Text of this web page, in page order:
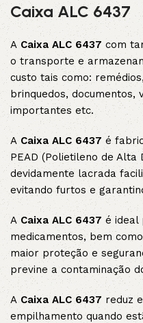
Caixa ALC 6437
A Caixa ALC 6437 com
o transporte e
custo tais como:
brinquedos, documentos,
importantes etc.
A Caixa ALC 6437 é
PEAD (Polietileno de Alta
devidamente lacrada
evitando furtos e
A Caixa ALC 6437é ideal
medicamentos, bem
maior proteção e
previne a contaminação
ACaixa ALC 6437 reduz
empilhamento quando